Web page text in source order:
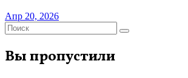
Апр 20, 2026
Вы пропустили